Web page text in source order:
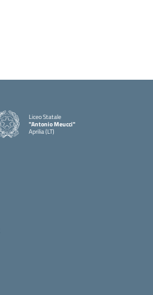
Liceo Statale
"Antonio Meucci"
Aprilia (LT)